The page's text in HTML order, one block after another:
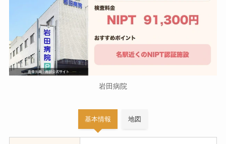
岩田病院
基本情報 地図